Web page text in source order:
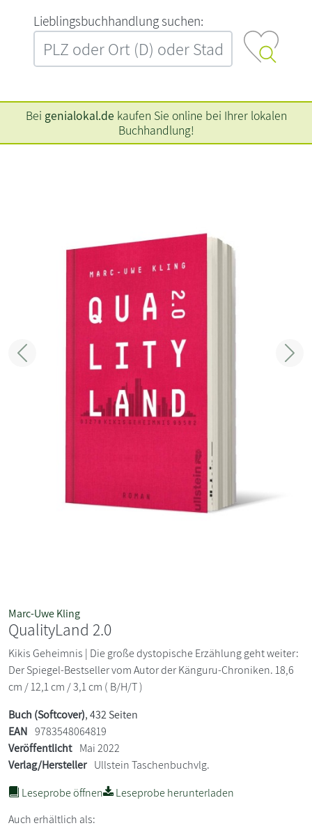
L‍i‍e‍b‍l‍i‍n‍g‍s‍b‍u‍c‍h‍h‍a‍n‍d‍l‍u‍n‍g‍ ‍s‍u‍c‍h‍e‍n‍:‍
Bei genialokal.de kaufen Sie online bei Ihrer lokalen
Buchhandlung!
Zurück
Marc-Uwe Kling
QualityLand 2.0
Kikis Geheimnis | Die große dystopische Erzählung geht weiter:
Der Spiegel-Bestseller vom Autor der Känguru-Chroniken. 18,6
cm / 12,1 cm / 3,1 cm ( B/H/T )
Buch (Softcover), 432 Seiten
EAN 9783548064819
Veröffentlicht Mai 2022
Verlag/Hersteller Ullstein Taschenbuchvlg.
Leseprobe öffnen
Leseprobe herunterladen
Auch erhältlich als: